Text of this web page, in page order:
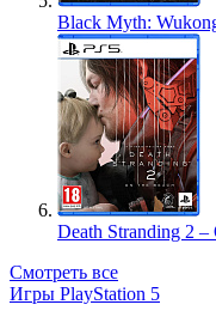
Black Myth:
Death Stranding 2 –
Смотреть все
Игры PlayStation 5